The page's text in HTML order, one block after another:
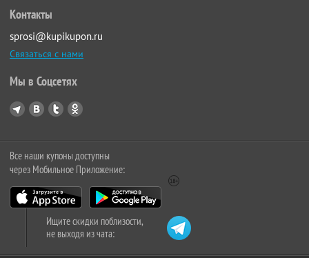
Контакты
sprosi@kupikupon.ru
Связаться с нами
Мы в Соцсетях
Все наши купоны доступны
через Мобильное Приложение:
Ищите скидки поблизости,
не выходя из чата: